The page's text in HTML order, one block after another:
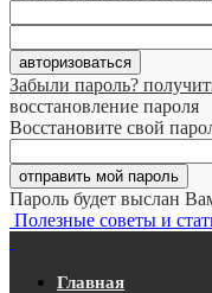
Забыли пароль?
восстановление пароля
Восстановите свой
Пароль будет выслан
Полезные советы и
Главная